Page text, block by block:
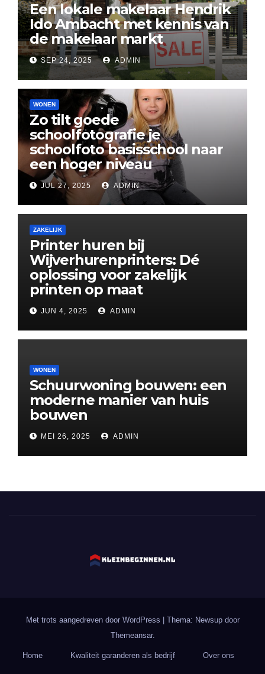
Een lokale makelaar Hendrik
Ido Ambacht met kennis van
de makelaar markt
SEP 24, 2025 ADMIN
WONEN
Zo tilt goede
schoolfotografie je
schoolfoto basisschool naar
een hoger niveau
JUL 27, 2025 ADMIN
ZAKELIJK
Printer huren bij
Wijverhurenprinters: Dé
oplossing voor zakelijk
printen op maat
JUN 4, 2025 ADMIN
WONEN
Schuurwoning bouwen: een
moderne manier van huis
bouwen
MEI 26, 2025 ADMIN
Met trots aangedreven door WordPress
Thema: Newsup door
Themeansar.
Home Kwaliteit garanderen als bedrijf Over ons